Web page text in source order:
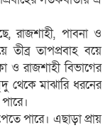
রাজশাহী, পাবনা ও
তীব্র তাপপ্রবাহ বয়ে
ও রাজশাহী বিভাগের
থেকে মাঝারি ধরনের
পারে। এছাড়া প্রায়